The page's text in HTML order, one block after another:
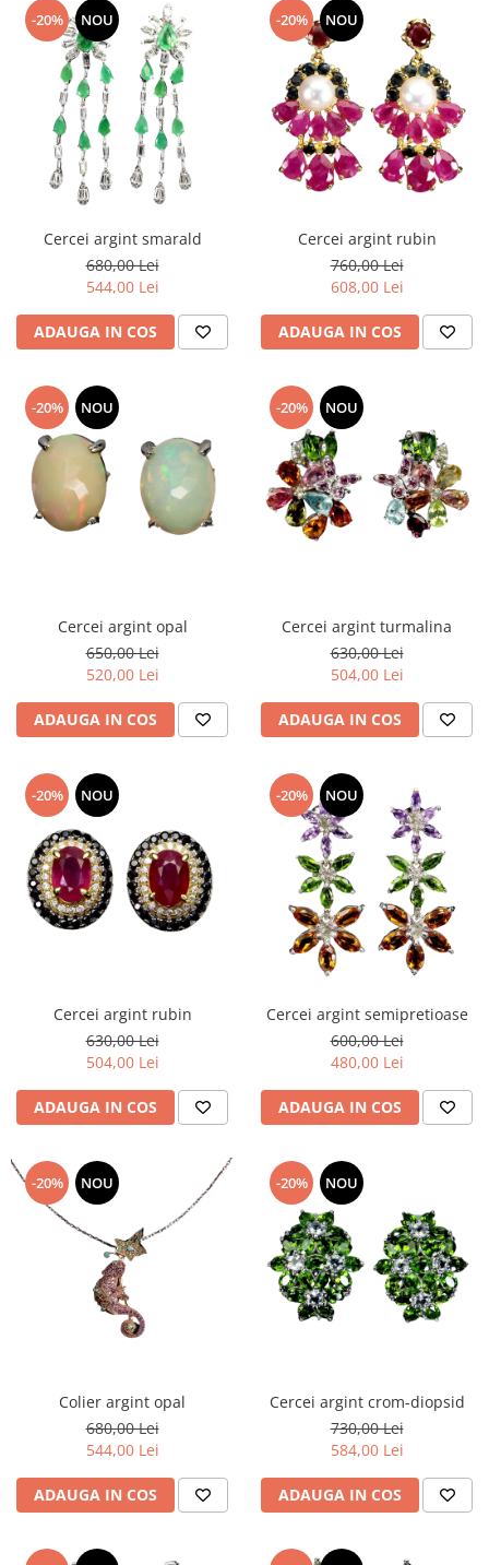
-20% NOU
Cercei argint smarald
680,00 Lei
544,00 Lei
ADAUGA IN COS
-20% NOU
Cercei argint rubin
760,00 Lei
608,00 Lei
ADAUGA IN COS
-20% NOU
Cercei argint opal
650,00 Lei
520,00 Lei
ADAUGA IN COS
-20% NOU
Cercei argint turmalina
630,00 Lei
504,00 Lei
ADAUGA IN COS
-20% NOU
Cercei argint rubin
630,00 Lei
504,00 Lei
ADAUGA IN COS
-20% NOU
Cercei argint semipretioase
600,00 Lei
480,00 Lei
ADAUGA IN COS
-20% NOU
Colier argint opal
680,00 Lei
544,00 Lei
ADAUGA IN COS
-20% NOU
Cercei argint crom-diopsid
730,00 Lei
584,00 Lei
ADAUGA IN COS